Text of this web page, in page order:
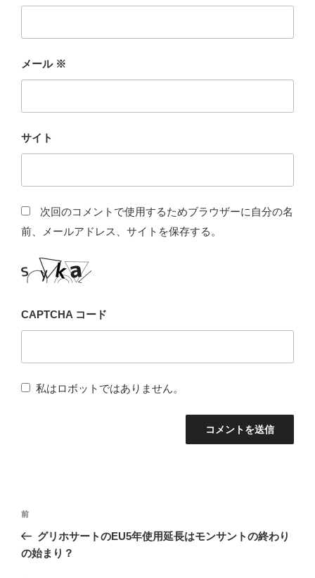
メール ※
サイト
次回のコメントで使用するためブラウザーに自分の名
前、メールアドレス、サイトを保存する。
CAPTCHA コード
私はロボットではありません。
投
稿
ナ
前
の
投
前
グリホサートのEU5年使用延長はモンサントの終わり
の始まり？